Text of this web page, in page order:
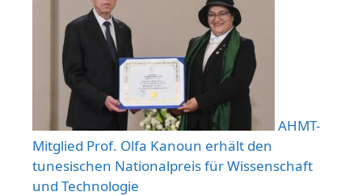
AHMT-
Mitglied Prof. Olfa Kanoun erhält den
tunesischen Nationalpreis für Wissenschaft
und Technologie